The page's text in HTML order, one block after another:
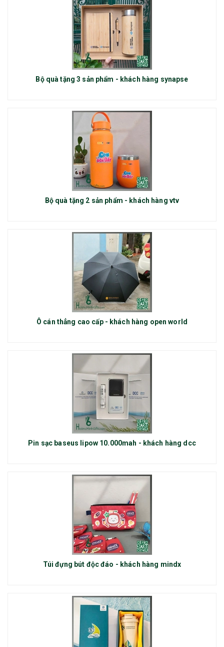
Bộ quà tặng 3 sản phẩm - khách hàng synapse
Bộ quà tặng 2 sản phẩm - khách hàng vtv
Ô cán thẳng cao cấp - khách hàng open world
Pin sạc baseus lipow 10.000mah - khách hàng dcc
Túi đựng bút độc đáo - khách hàng mindx